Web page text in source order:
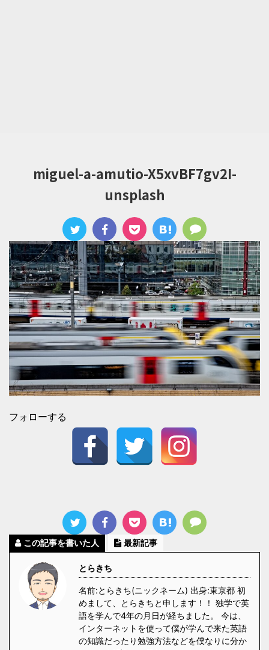
miguel-a-amutio-X5xvBF7gv2I-
unsplash
フォローする
この記事を書いた人 最新記事
とらきち
名前:とらきち(ニックネーム) 出身:東京都 初
めまして、とらきちと申します！！ 独学で英
語を学んで4年の月日が経ちました。 今は、
インターネットを使って僕が学んで来た英語
の知識だったり勉強方法などを僕なりに分か